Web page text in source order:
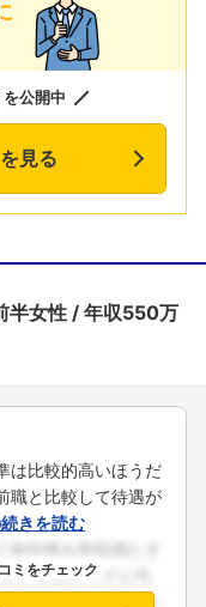
公開中
見る
半女性
年収550万
は比較的高いほうだ
職と比較して待遇が
きを読む
ミをチェック